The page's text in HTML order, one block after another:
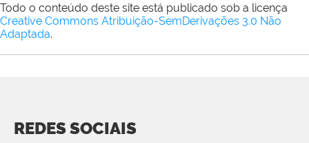
Todo o conteúdo deste site está publicado sob a licença
Creative Commons Atribuição-SemDerivações 3.0 Não
Adaptada.
REDES SOCIAIS